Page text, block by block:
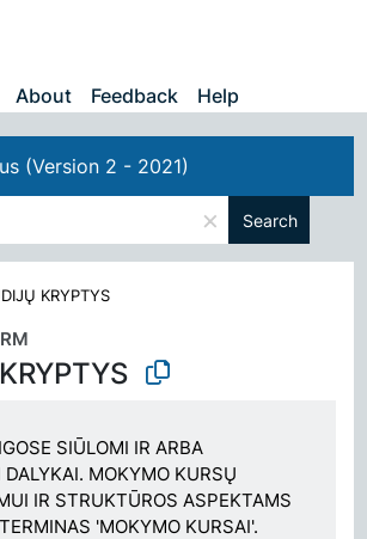
About Feedback Help
(Version 2 - 2021)
× Search
KRYPTYS
SIŪLOMI IR ARBA
MOKYMO KURSŲ
IR STRUKTŪROS ASPEKTAMS
'MOKYMO KURSAI'.